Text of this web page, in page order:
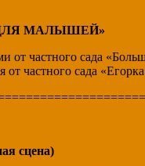
МАЛЫШЕЙ»
от частного сада
частного сада
сцена)